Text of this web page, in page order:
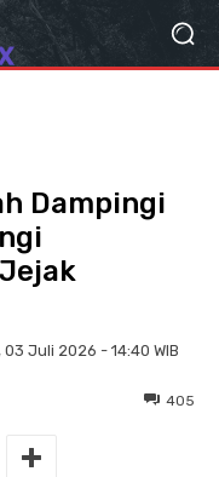
Dampingi
Juli 2026 - 14:40 WIB
405